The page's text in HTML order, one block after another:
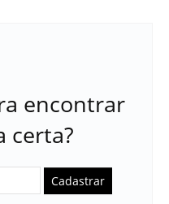
encontrar
certa?
Cadastrar